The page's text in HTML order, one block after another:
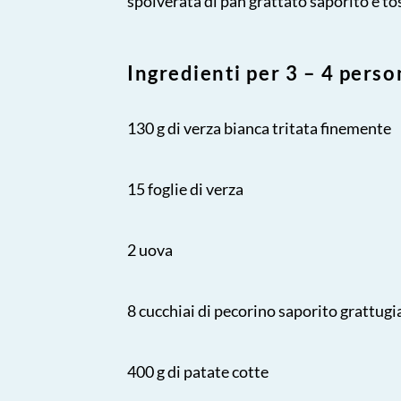
Ingredienti per 3 – 4
130 g di verza bianca tritata finemente
15 foglie di verza
2 uova
8 cucchiai di pecorino saporito
400 g di patate cotte